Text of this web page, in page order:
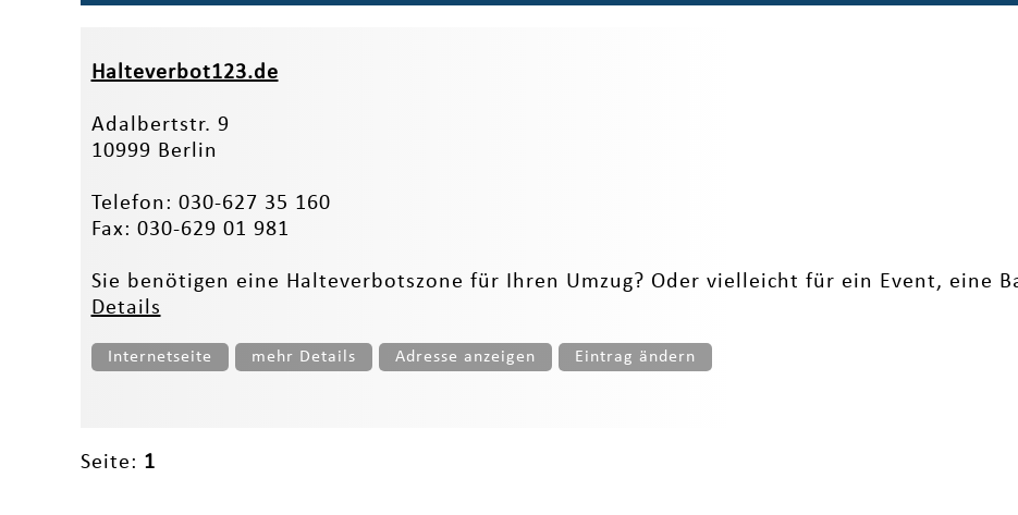
Halteverbot123.de
Adalbertstr. 9
10999 Berlin
Telefon: 030-627 35 160
Fax: 030-629 01 981
Sie benötigen eine Halteverbotszone für Ihren Umzug? Oder vielleicht für ein Event, eine
Details
Internetseite mehr Details Adresse anzeigen Eintrag ändern
Seite: 1